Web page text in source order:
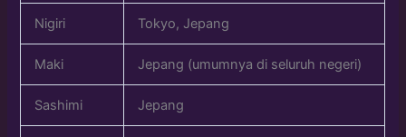
Nigiri Tokyo, Jepang
Maki Jepang (umumnya di seluruh negeri)
Sashimi Jepang